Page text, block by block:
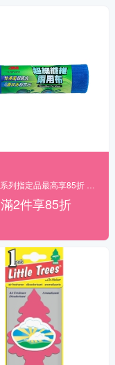
滿2件享85折